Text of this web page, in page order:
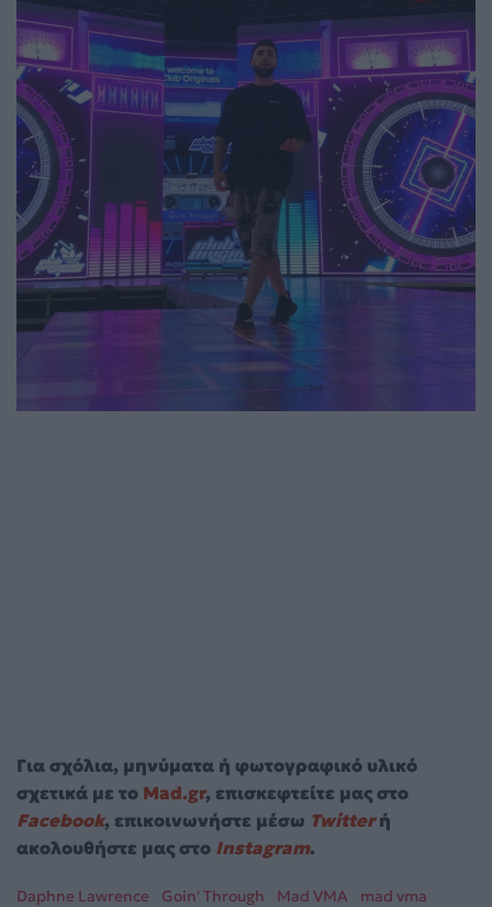
Για σχόλια, μηνύματα ή φωτογραφικό υλικό
σχετικά με το Mad.gr, επισκεφτείτε μας στο
Facebook, επικοινωνήστε μέσω Twitterή
ακολουθήστε μας στο Instagram.
Daphne Lawrence Goin' Through Mad VMA
mad vma